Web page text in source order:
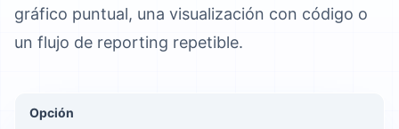
gráfico puntual, una visualización con código o
un flujo de reporting repetible.
Opción